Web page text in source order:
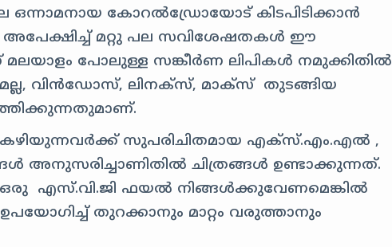
ഒന്നാമനായ കോറൽ‌ഡ്രോയോട് കിടപിടിക്കാൻ
അപേക്ഷിച്ച് മറ്റു പല സവിശേഷതകൾ ഈ
പോലുള്ള സങ്കീർണ ലിപികൾ നമുക്കിതിൽ
വിൻഡോസ്, ലിനക്സ്, മാക്സ് തുടങ്ങിയ
സുപരിചിതമായ എക്സ്.എം.എൽ ,
അനുസരിച്ചാണിതിൽ ചിത്രങ്ങൾ ഉണ്ടാക്കുന്നത്.
എസ്.വി.ജി ഫയൽ നിങ്ങൾക്കുവേണമെങ്കിൽ
തുറക്കാനും മാറ്റം വരുത്താനും